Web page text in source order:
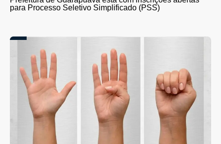
para Processo Seletivo Simplificado (PSS)